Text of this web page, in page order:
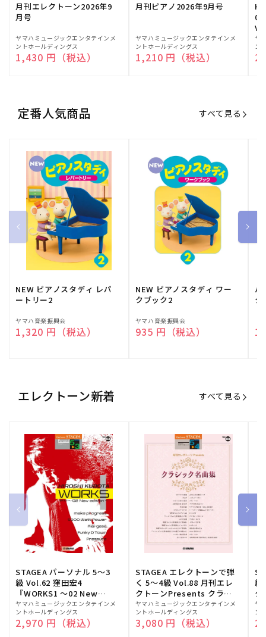
月刊エレクトーン2026年9
月号
販
売
元:
ヤマハミュージックエンタテインメ
ントホールディングス
通常価格
1,430 円（税込）
月刊ピアノ2026年9月号
販
売
元:
ヤマハミュージックエンタテインメ
ントホールディングス
通常価格
1,210 円（税込）
販
売
元:
ヤ
ン
定番人気商品 すべて見る
NEW ピアノスタディ レパ
ートリー2
販
売
ヤマハ音楽振興会
通常価格
1,320 円（税込）
NEW ピアノスタディ ワー
クブック2
販
売
ヤマハ音楽振興会
通常価格
935 円（税込）
バ
ク
売
エレクトーン新着 すべて見る
STAGEA パーソナル 5～3
級 Vol.62 窪田宏4
『WORKS1 ～02 New
edition～』
販
売
元:
ヤマハミュージックエンタテインメ
ントホールディングス
通常価格
2,970 円（税込）
STAGEA エレクトーンで弾
く 5～4級 Vol.88 月刊エレ
クトーンPresents クラシ
ック名曲集
販
売
元:
ヤマハミュージックエンタテインメ
ントホールディングス
通常価格
3,080 円（税込）
級
ク
販
売
元:
ヤ
ン